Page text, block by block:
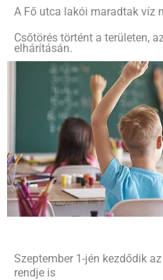
A Fő utca lakói maradtak víz
Csőtörés történt a területen,
elhárításán.
Szeptember 1-jén kezdődik
rendje is